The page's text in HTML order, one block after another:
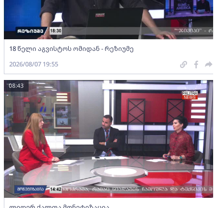
18 წელი აგვისტოს ომიდან - რეზიუმე
2026/08/07 19:55
08:43